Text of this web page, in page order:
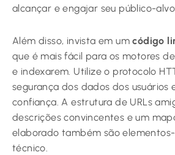
alcançar e engajar seu público-
Além disso, invista em umcódigo
que é mais fácil para os motores
e indexarem. Utilize o protocolo
segurança dos dados dos usuários
confiança. A estrutura de URLs
descrições convincentes e um
elaborado também são
técnico.